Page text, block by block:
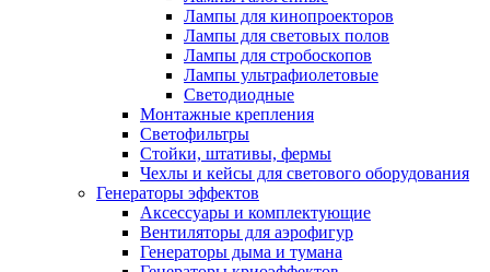
Лампы для кинопроекторов
Лампы для световых полов
Лампы для стробоскопов
Лампы ультрафиолетовые
Светодиодные
Монтажные крепления
Светофильтры
Стойки, штативы, фермы
Чехлы и кейсы для светового оборудования
Генераторы эффектов
Аксессуары и комплектующие
Вентиляторы для аэрофигур
Генераторы дыма и тумана